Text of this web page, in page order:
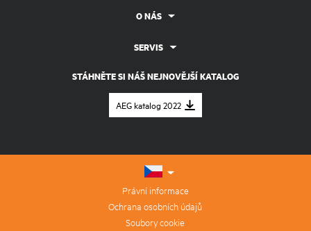
STÁHNĚTE SI NÁŠ NEJNOVĚJŠÍ KATALOG
AEG katalog 2022
O NÁS
SERVIS
Právní informace
Ochrana osobních údajů
Soubory cookie